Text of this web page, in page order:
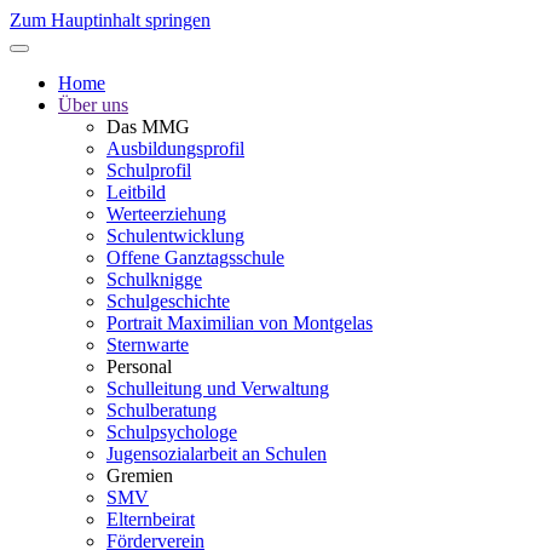
Zum Hauptinhalt springen
Home
Über uns
Das MMG
Ausbildungsprofil
Schulprofil
Leitbild
Werteerziehung
Schulentwicklung
Offene Ganztagsschule
Schulknigge
Schulgeschichte
Portrait Maximilian von Montgelas
Sternwarte
Personal
Schulleitung und Verwaltung
Schulberatung
Schulpsychologe
Jugensozialarbeit an Schulen
Gremien
SMV
Elternbeirat
Förderverein